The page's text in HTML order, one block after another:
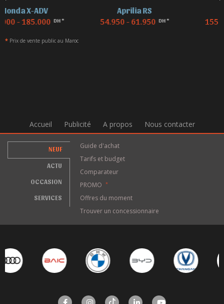
Aprilia RS
54.950 - 61.950
BMW F 850
155.000 - 155.000
DH *
* Prix de vente public au Maroc
Accueil Publicité A propos Nous contacter
NEUF
ACTU
OCCASION
SERVICES
Guide d'achat
Tarifs et budget
Comparateur
PROMO
*
Offres du moment
Trouver un concessionnaire